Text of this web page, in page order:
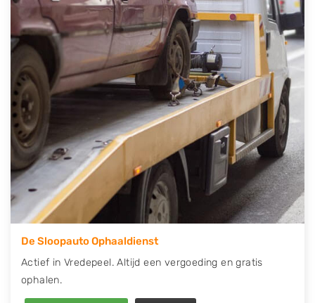
contact op of maak een terugbelafspraak. Wilt u
direct een tweedehands auto onderdelen offerte
aanvragen? Dat kan via de Onderdelenlijn! Vul uw
kenteken in en druk op verzenden.
Wij kunnen u helpen met de inkoop van auto's van
eigenlijk alle merken, zoals Alfa Romeo, Audi, BMW,
Chevrolet, Citroën, Dacia, Fiat, Ford, Honda, Hyundai,
Kia, Mazda, Mercedes Benz, Mitsubishi, Nissan, Opel,
Peugeot, Porsche, Renault, Seat, Skoda, Suzuki, Tesla,
Toyota, Volkswagen en Volvo.
De Sloopauto Ophaaldienst
Actief in Vredepeel. Altijd een vergoeding en gratis
ophalen.